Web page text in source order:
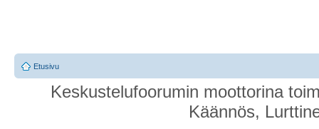
Etusivu
Keskustelufoorumin moottorina
Käännös,